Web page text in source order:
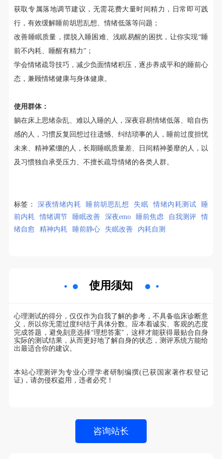
获取专属落地调节建议，无需花费大量时间精力，日常即可践
行，有效缓解睡前胡思乱想、情绪低落等问题；
改善睡眠质量，摆脱入睡困难、浅眠易醒的困扰，让你实现“睡
前不内耗、睡醒有精力”；
学会情绪疏导技巧，减少负面情绪积压，逐步养成平和的睡前心
态，兼顾情绪健康与身体健康。
使用群体：
躺在床上思绪杂乱、难以入睡的人，深夜容易情绪低落、暗自伤
感的人，习惯反复回想过往遗憾、纠结琐事的人，睡前过度担忧
未来、精神紧绷的人，长期睡眠质量差、日间精神萎靡的人，以
及习惯独自承受压力、不擅长疏导情绪的各类人群。
标签： 深夜情绪内耗 睡前胡思乱想 失眠 情绪内耗测试
睡
前内耗
情绪调节 睡眠改善 深夜emo 睡前焦虑 自我测评
情
绪自愈
精神内耗 睡前静心 失眠改善 内耗自测
使用须知
心理测试的得分，仅仅作为自我了解的参考，不具备临床诊断意
义，所以你无需过度纠结于具体分数。应本着诚实、客观的态度
完成答题，避免刻意选择“理想答案” ，这样才能获得最贴合自身
实际的测试结果，从而更好地了解自身的状态，测评系统方能给
出最适合你的建议。
本站心理测评为专业心理学者研制编撰(已获国家著作权登记
证)，请勿侵权盗用，违者必究！